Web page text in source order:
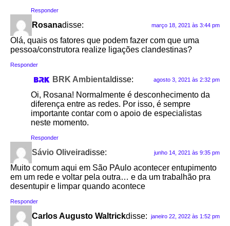
Responder
Rosanadisse: março 18, 2021 às 3:44 pm
Olá, quais os fatores que podem fazer com que uma
pessoa/construtora realize ligações clandestinas?
Responder
BRK Ambiental disse: agosto 3, 2021 às 2:32 pm
Oi, Rosana! Normalmente é desconhecimento da
diferença entre as redes. Por isso, é sempre
importante contar com o apoio de especialistas
neste momento.
Responder
Sávio Oliveiradisse: junho 14, 2021 às 9:35 pm
Muito comum aqui em São PAulo acontecer entupimento
em um rede e voltar pela outra… e da um trabalhão pra
desentupir e limpar quando acontece
Responder
Carlos Augusto Waltrickdisse: janeiro 22, 2022 às 1:52 pm